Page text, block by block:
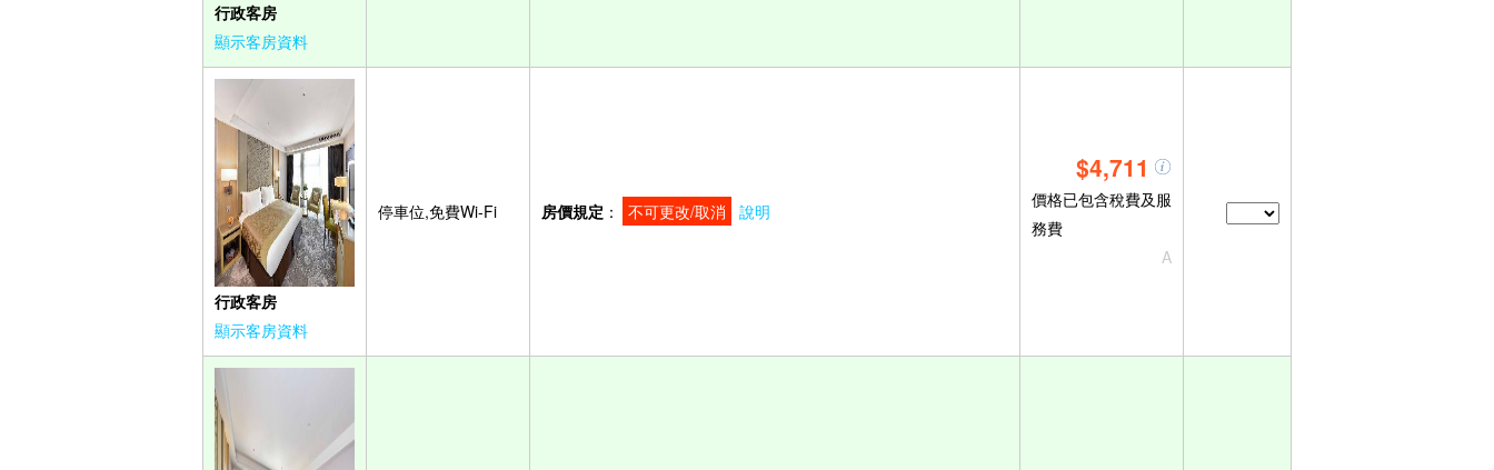
行政客房
顯示客房資料
行政客房
顯示客房資料
停車位,免費Wi-Fi 房價規定 ： 不可更改/取消 說明
$4,711
價格已包含稅費及服
務費
A